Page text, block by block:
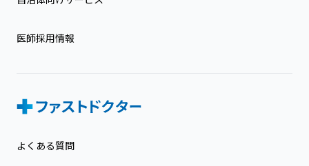
医師採用情報
よくある質問